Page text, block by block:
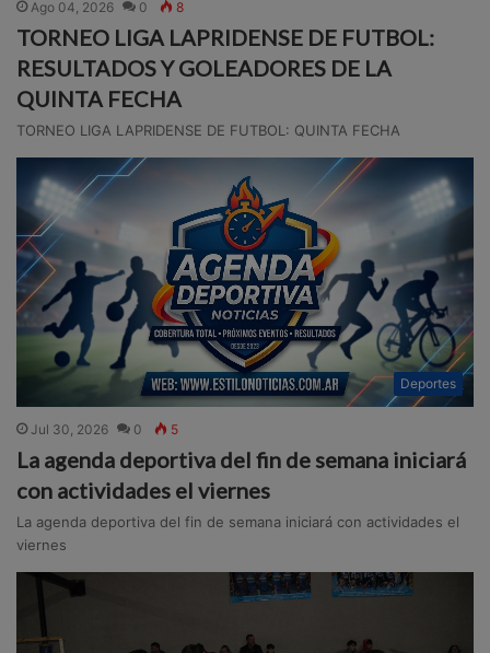
Ago 04, 2026 0 8
TORNEO LIGA LAPRIDENSE DE FUTBOL:
RESULTADOS Y GOLEADORES DE LA
QUINTA FECHA
TORNEO LIGA LAPRIDENSE DE FUTBOL: QUINTA FECHA
Deportes
Jul 30, 2026 0 5
La agenda deportiva del fin de semana iniciará
con actividades el viernes
La agenda deportiva del fin de semana iniciará con actividades el
viernes